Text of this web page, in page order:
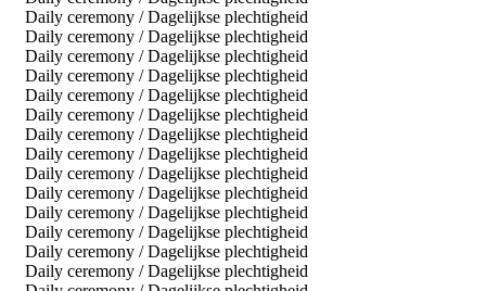
Daily ceremony / Dagelijkse plechtigheid
Daily ceremony / Dagelijkse plechtigheid
Daily ceremony / Dagelijkse plechtigheid
Daily ceremony / Dagelijkse plechtigheid
Daily ceremony / Dagelijkse plechtigheid
Daily ceremony / Dagelijkse plechtigheid
Daily ceremony / Dagelijkse plechtigheid
Daily ceremony / Dagelijkse plechtigheid
Daily ceremony / Dagelijkse plechtigheid
Daily ceremony / Dagelijkse plechtigheid
Daily ceremony / Dagelijkse plechtigheid
Daily ceremony / Dagelijkse plechtigheid
Daily ceremony / Dagelijkse plechtigheid
Daily ceremony / Dagelijkse plechtigheid